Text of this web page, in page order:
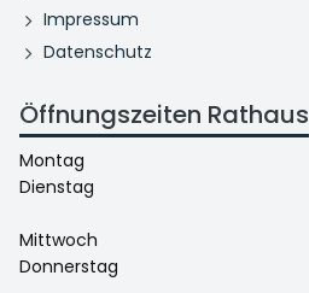
Impressum
Datenschutz
Öffnungszeiten Rathaus
Montag
Dienstag
Mittwoch
Donnerstag